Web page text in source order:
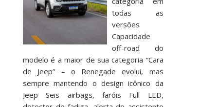
todas as
versões
Capacidade
off-road do
modelo é a maior de sua categoria “Cara
de Jeep” – o Renegade evolui, mas
sempre mantendo o design icônico da
Jeep Seis airbags, faróis Full LED,